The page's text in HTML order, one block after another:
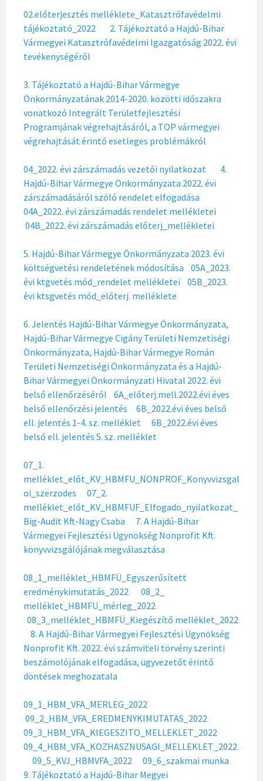
02.előterjesztés melléklete_Katasztrófavédelmi
tájékoztató_2022
2. Tájékoztató a Hajdú-Bihar
Vármegyei Katasztrófavédelmi Igazgatóság 2022. évi
tevékenységéről
3. Tájékoztató a Hajdú-Bihar Vármegye
Önkormányzatának 2014-2020. közötti időszakra
vonatkozó Integrált Területfejlesztési
Programjának végrehajtásáról, a TOP vármegyei
végrehajtását érintő esetleges problémákról
04_2022. évi zárszámadás vezetői nyilatkozat
4.
Hajdú-Bihar Vármegye Önkormányzata 2022. évi
zárszámadásáról szóló rendelet elfogadása
04A_2022. évi zárszámadás rendelet mellékletei
04B_2022. évi zárszámadás előterj_mellékletei
5. Hajdú-Bihar Vármegye Önkormányzata 2023. évi
költségvetési rendeletének módosítása
05A_2023.
évi ktgvetés mód_rendelet mellékletei
05B_2023.
évi ktsgvetés mód_előterj. melléklete
6. Jelentés Hajdú-Bihar Vármegye Önkormányzata,
Hajdú-Bihar Vármegye Cigány Területi Nemzetiségi
Önkormányzata, Hajdú-Bihar Vármegye Román
Területi Nemzetiségi Önkormányzata és a Hajdú-
Bihar Vármegyei Önkormányzati Hivatal 2022. évi
belső ellenőrzéséről
6A_előterj.mell.2022.évi éves
belső ellenőrzési jelentés
6B_2022.évi éves belső
ell. jelentés 1-4. sz. melléklet
6B_2022.évi éves
belső ell. jelentés 5. sz. melléklet
07_1.
melléklet_előt_KV_HBMFU_NONPROF_Konyvvizsgal
oi_szerzodes
07_2.
melléklet_előt_KV_HBMFUF_Elfogado_nyilatkozat_
Big-Audit Kft-Nagy Csaba
7. A Hajdú-Bihar
Vármegyei Fejlesztési Ügynökség Nonprofit Kft.
könyvvizsgálójának megválasztása
08_1_melléklet_HBMFÜ_Egyszerűsített
eredménykimutatás_2022
08_2_
melléklet_HBMFÜ_mérleg_2022
08_3_melléklet_HBMFÜ_Kiegészítő melléklet_2022
8. A Hajdú-Bihar Vármegyei Fejlesztési Ügynökség
Nonprofit Kft. 2022. évi számviteli törvény szerinti
beszámolójának elfogadása, ügyvezetőt érintő
döntések meghozatala
09_1_HBM_VFA_MERLEG_2022
09_2_HBM_VFA_EREDMENYKIMUTATAS_2022
09_3_HBM_VFA_KIEGESZITO_MELLEKLET_2022
09_4_HBM_VFA_KOZHASZNUSAGI_MELLEKLET_2022
09_5_KVJ_HBMVFA_2022
09_6_szakmai munka
9. Tájékoztató a Hajdú-Bihar Megyei